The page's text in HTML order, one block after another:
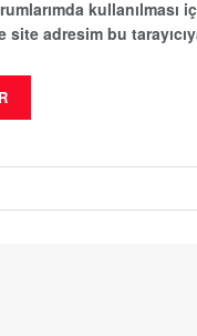
kullanılması
site adresim bu